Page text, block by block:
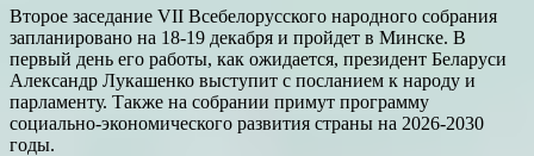
Второе заседание VII Всебелорусского народного собрания
запланировано на 18-19 декабря и пройдет в Минске. В
первый день его работы, как ожидается, президент Беларуси
Александр Лукашенко выступит с посланием к народу и
парламенту. Также на собрании примут программу
социально-экономического развития страны на 2026-2030
годы.